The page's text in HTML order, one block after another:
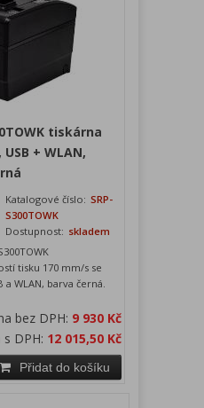
tiskárna
+ WLAN,
Katalogové číslo: SRP-
S300TOWK
Dostupnost: skladem
tisku 170 mm/s se
WLAN, barva černá.
bez DPH: 9 930 Kč
s DPH: 12 015,50 Kč
Přidat do košíku